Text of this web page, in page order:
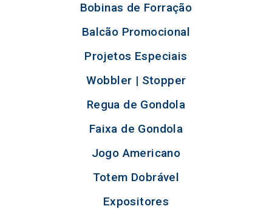
Bobinas de Forração
Balcão Promocional
Projetos Especiais
Wobbler | Stopper
Regua de Gondola
Faixa de Gondola
Jogo Americano
Totem Dobrável
Expositores